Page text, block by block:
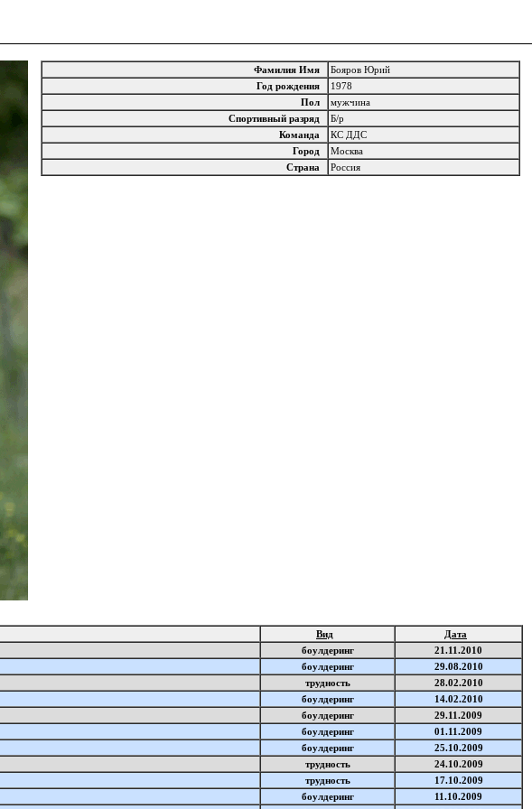
Фамилия Имя
Бояров Юрий
Год рождения
1978
Пол
мужчина
Спортивный разряд
Б/р
Команда
КС ДДС
Город
Москва
Страна
Россия
Вид
Дата
боулдеринг
21.11.2010
боулдеринг
29.08.2010
трудность
28.02.2010
боулдеринг
14.02.2010
боулдеринг
29.11.2009
боулдеринг
01.11.2009
боулдеринг
25.10.2009
трудность
24.10.2009
трудность
17.10.2009
боулдеринг
11.10.2009